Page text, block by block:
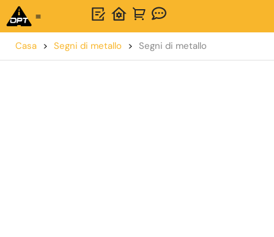
Casa > Segni di metallo > Segni di metallo